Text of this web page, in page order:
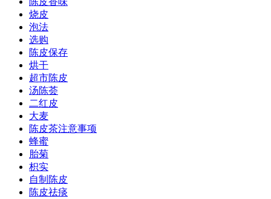
烧皮
泡法
选购
陈皮保存
烘干
超市陈皮
汤陈荟
二红皮
大麦
陈皮茶注意事项
蜂蜜
胎菊
枳实
自制陈皮
陈皮祛痰